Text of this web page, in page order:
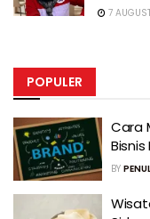
7
POPULER
Cara
Bisnis
BY